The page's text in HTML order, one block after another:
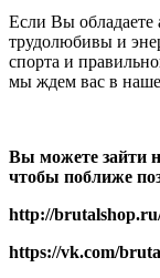
Если Вы
трудолюбивы и
спорта и
мы ждем вас в
Вы можете зайти
чтобы поближе
http://brutalshop
https://vk.com/